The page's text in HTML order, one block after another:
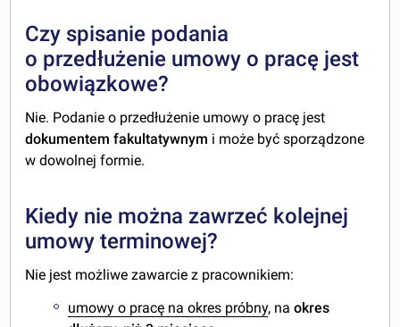
Czy spisanie podania
o przedłużenie umowy o pracę jest
obowiązkowe?
Nie. Podanie o przedłużenie umowy o pracę jest
dokumentem fakultatywnym i może być sporządzone
w dowolnej formie.
Kiedy nie można zawrzeć kolejnej
umowy terminowej?
Nie jest możliwe zawarcie z pracownikiem:
umowy o pracę na okres próbny, naokres